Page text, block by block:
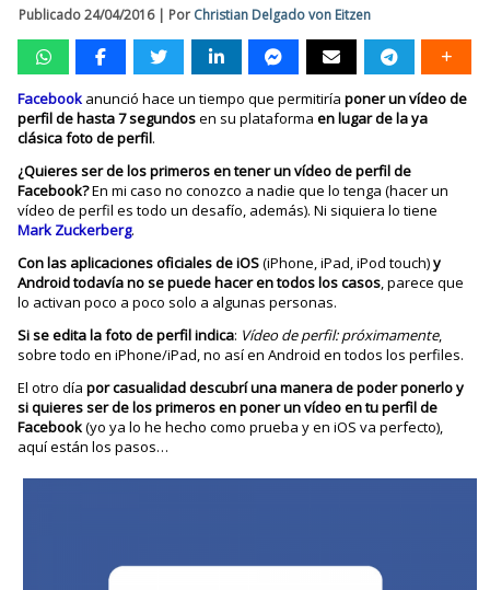
Publicado 24/04/2016| Por Christian Delgado von Eitzen
Facebook anunció hace un tiempo que permitiríaponer un vídeo de
perfil de hasta 7 segundosen su plataformaen lugar de la ya
clásica foto de perfil.
¿Quieres ser de los primeros en tener un vídeo de perfil de
Facebook?En mi caso no conozco a nadie que lo tenga (hacer un
vídeo de perfil es todo un desafío, además). Ni siquiera lo tiene
Mark Zuckerberg.
Con las aplicaciones oficiales de iOS(iPhone, iPad, iPod touch)y
Android todavía no se puede hacer en todos los casos, parece que
lo activan poco a poco solo a algunas personas.
Si se edita la foto de perfil indica: Vídeo de perfil: próximamente,
sobre todo en iPhone/iPad, no así en Android en todos los perfiles.
El otro díapor casualidad descubríuna manera de poder ponerlo y
si quieres ser de los primeros en poner un vídeo en tu perfil de
Facebook(yo ya lo he hecho como prueba y en iOS va perfecto),
aquí están los pasos…